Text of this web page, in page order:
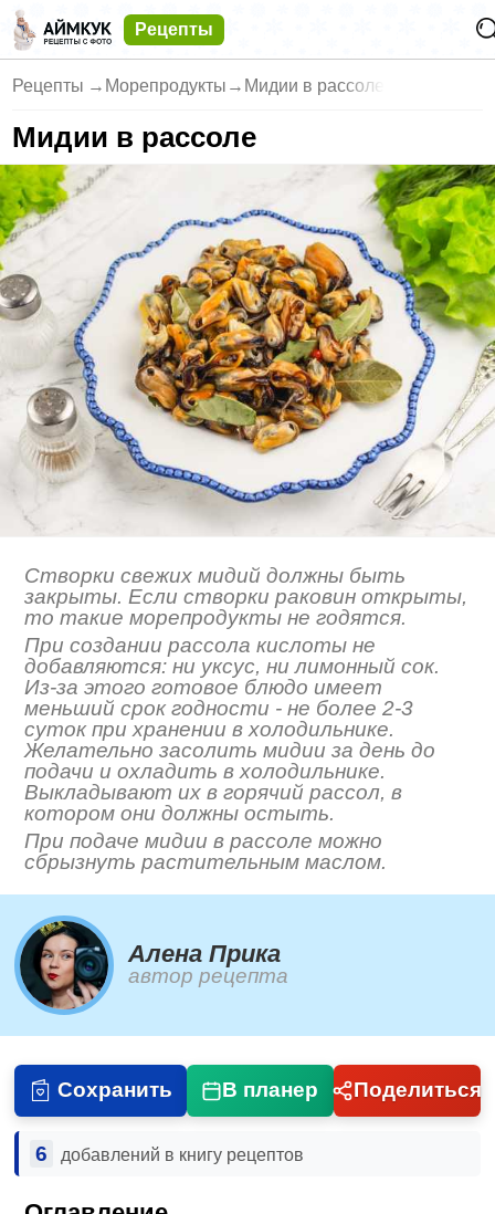
Рецепты
Рецепты → Морепродукты → Мидии в рассоле
Мидии в рассоле
Створки свежих мидий должны быть
закрыты. Если створки раковин открыты,
то такие морепродукты не годятся.
При создании рассола кислоты не
добавляются: ни уксус, ни лимонный сок.
Из-за этого готовое блюдо имеет
меньший срок годности - не более 2-3
суток при хранении в холодильнике.
Желательно засолить мидии за день до
подачи и охладить в холодильнике.
Выкладывают их в горячий рассол, в
котором они должны остыть.
При подаче мидии в рассоле можно
сбрызнуть растительным маслом.
Алена Прика
автор рецепта
Сохранить В планер Поделиться
6 добавлений в книгу рецептов